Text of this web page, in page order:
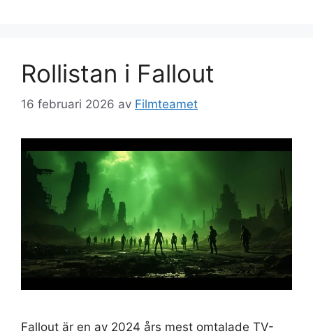
Rollistan i Fallout
16 februari 2026 av Filmteamet
Fallout är en av 2024 års mest omtalade TV-